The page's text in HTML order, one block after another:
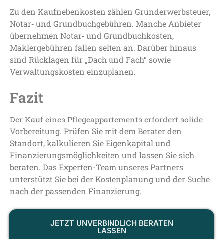
Zu den Kaufnebenkosten zählen Grunderwerbsteuer,
Notar‑ und Grundbuchgebühren. Manche Anbieter
übernehmen Notar‑ und Grundbuchkosten,
Maklergebühren fallen selten an. Darüber hinaus
sind Rücklagen für „Dach und Fach“ sowie
Verwaltungskosten einzuplanen.
Fazit
Der Kauf eines Pflegeappartements erfordert solide
Vorbereitung. Prüfen Sie mit dem Berater den
Standort, kalkulieren Sie Eigenkapital und
Finanzierungsmöglichkeiten und lassen Sie sich
beraten. Das Experten-Team unseres Partners
unterstützt Sie bei der Kostenplanung und der Suche
nach der passenden Finanzierung.
JETZT UNVERBINDLICH BERATEN
LASSEN